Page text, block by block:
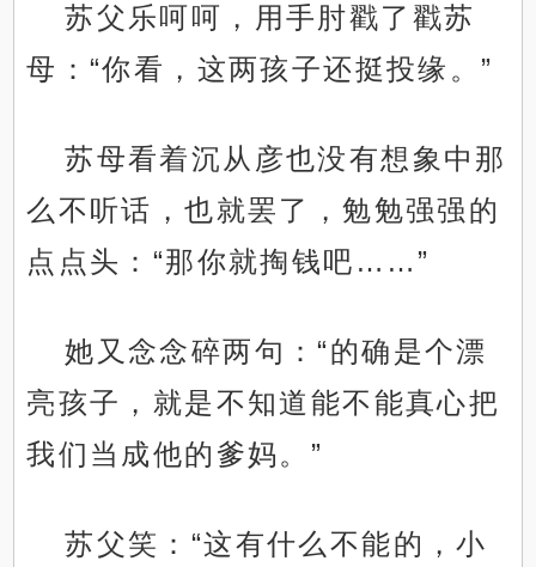
苏父乐呵呵，用手肘戳了戳苏
母：“你看，这两孩子还挺投缘。”
苏母看着沉从彦也没有想象中那
么不听话，也就罢了，勉勉强强的
点点头：“那你就掏钱吧……”
她又念念碎两句：“的确是个漂
亮孩子，就是不知道能不能真心把
我们当成他的爹妈。”
苏父笑：“这有什么不能的，小